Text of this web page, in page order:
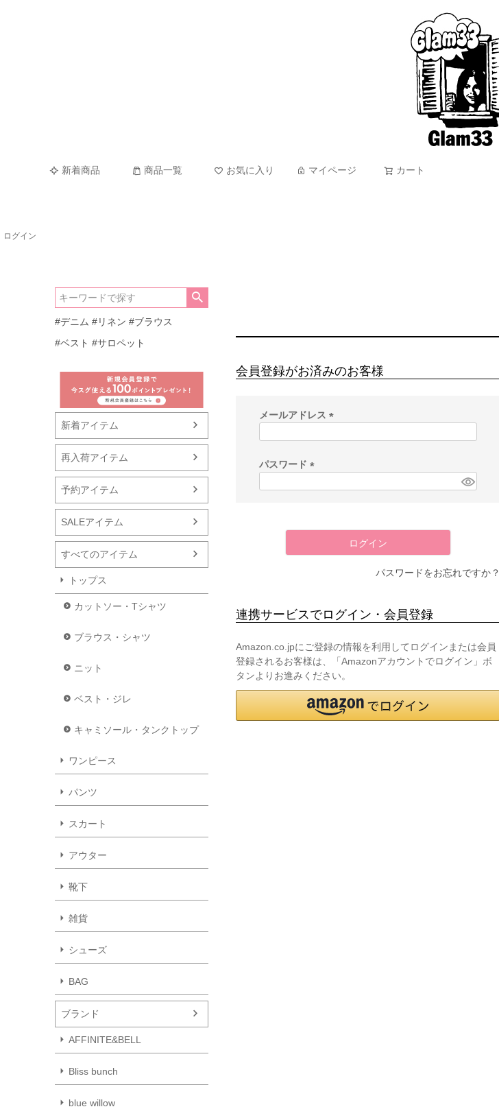
新着商品 商品一覧 お気に入り マイページ カート
ログイン
#デニム #リネン #ブラウス
#ベスト #サロペット
新着アイテム
再入荷アイテム
予約アイテム
SALEアイテム
すべてのアイテム
トップス
カットソー・Tシャツ
ブラウス・シャツ
ニット
ベスト・ジレ
キャミソール・タンクトップ
ワンピース
パンツ
スカート
アウター
靴下
雑貨
シューズ
BAG
ブランド
AFFINITE&BELL
Bliss bunch
blue willow
会員登録がお済みのお客様
メールアドレス
)
パスワード
ログイン
パスワードをお忘れですか？
連携サービスでログイン・会員登録
Amazon.co.jpにご登録の情報を利用してログインまたは会員
登録されるお客様は、「Amazonアカウントでログイン」ボ
タンよりお進みください。